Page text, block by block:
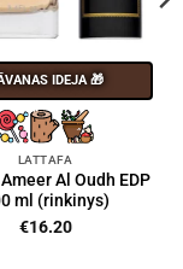
IDEJA 🎁
LATTAFA
Al Oudh EDP
ml (rinkinys)
€16.20